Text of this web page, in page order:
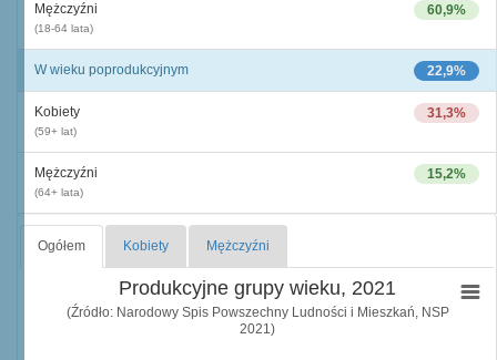
60,9%
Mężczyźni
(18-64 lata)
22,9%
W wieku poprodukcyjnym
31,3%
Kobiety
(59+ lat)
15,2%
Mężczyźni
(64+ lata)
Ogółem Kobiety Mężczyźni
Produkcyjne grupy wieku, 2021
(Źródło: Narodowy Spis Powszechny Ludności i Mieszkań, NSP
2021)